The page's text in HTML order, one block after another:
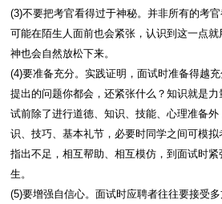
(3)不要把考官看得过于神秘。并非所有的考
可能在陌生人面前也会紧张，认识到这一点
神也会自然放松下来。
(4)要准备充分。实践证明，面试时准备得越
提出的问题你都会，还紧张什么？知识就是
试前除了进行道德、知识、技能、心理准备
识、技巧、基本礼节，必要时同学之间可模
指出不足，相互帮助、相互模仿，到面试时
生。
(5)要增强自信心。面试时应聘者往往要接受